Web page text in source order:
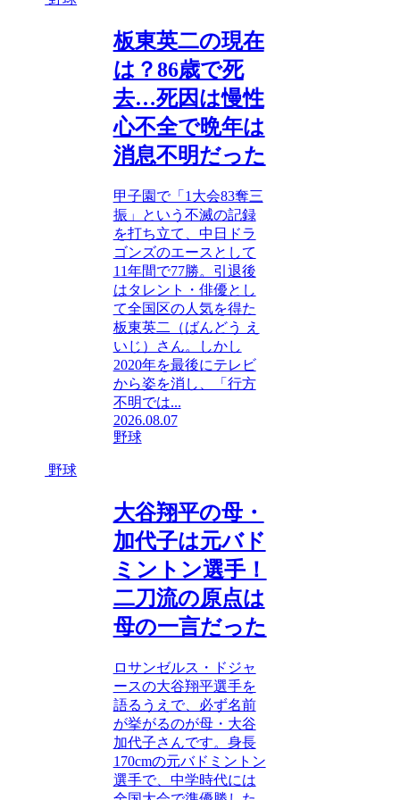
板東英二の現在
は？86歳で死
去…死因は慢性
心不全で晩年は
消息不明だった
甲子園で「1大会83奪三
振」という不滅の記録
を打ち立て、中日ドラ
ゴンズのエースとして
11年間で77勝。引退後
はタレント・俳優とし
て全国区の人気を得た
板東英二（ばんどう え
いじ）さん。しかし
2020年を最後にテレビ
から姿を消し、「行方
不明では...
2026.08.07
野球
野球
大谷翔平の母・
加代子は元バド
ミントン選手！
二刀流の原点は
母の一言だった
ロサンゼルス・ドジャ
ースの大谷翔平選手を
語るうえで、必ず名前
が挙がるのが母・大谷
加代子さんです。身長
170cmの元バドミントン
選手で、中学時代には